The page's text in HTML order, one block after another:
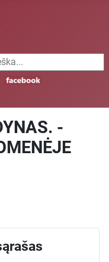
...
-